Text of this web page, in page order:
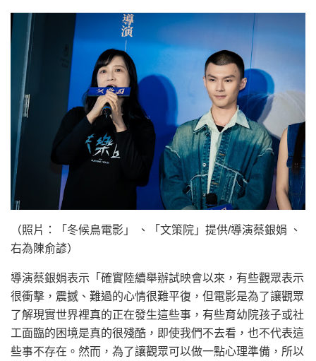
（照片：「冬候鳥電影」 、「文策院」提供/導演蔡銀娟 、
右為陳俞諺）
導演蔡銀娟表示「確實陸續舉辦試映會以來，有些觀眾表示
很衝擊，震撼、難過的心情很難平復，但電影是為了讓觀眾
了解現實世界裡真的正在發生這些事，有些育幼院孩子或社
工面臨的困境是真的很殘酷，即使我們不去看，也不代表這
些事不存在。然而，為了讓觀眾可以做一點心理準備，所以